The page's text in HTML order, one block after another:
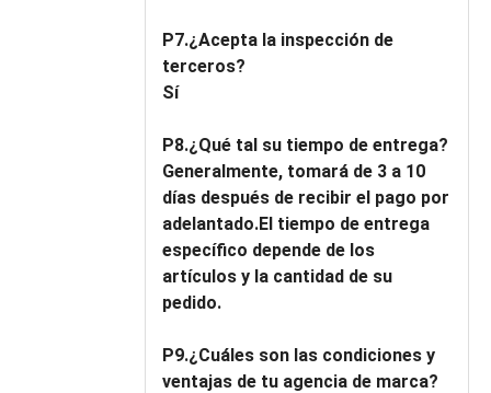
P7.¿Acepta la inspección de
terceros?
Sí
P8.¿Qué tal su tiempo de entrega?
Generalmente, tomará de 3 a 10
días después de recibir el pago por
adelantado.El tiempo de entrega
específico depende de los
artículos y la cantidad de su
pedido.
P9.¿Cuáles son las condiciones y
ventajas de tu agencia de marca?